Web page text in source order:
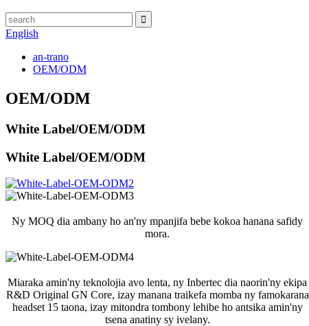
English
an-trano
OEM/ODM
OEM/ODM
White Label/OEM/ODM
White Label/OEM/ODM
Ny MOQ dia ambany ho an'ny mpanjifa bebe kokoa hanana safidy
mora.
Miaraka amin'ny teknolojia avo lenta, ny Inbertec dia naorin'ny ekipa
R&D Original GN Core, izay manana traikefa momba ny famokarana
headset 15 taona, izay mitondra tombony lehibe ho antsika amin'ny
tsena anatiny sy ivelany.